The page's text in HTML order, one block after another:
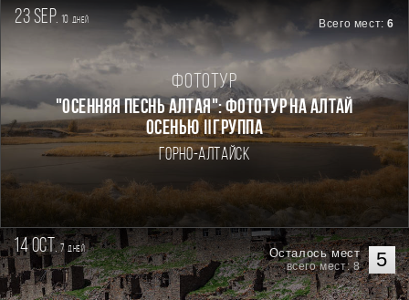
23 sep. 10 дней Всего мест:6
Фототур
"ОСЕННЯЯ ПЕСНЬ АЛТАЯ": ФОТОТУР НА АЛТАЙ
ОСЕНЬЮ Ⅱгруппа
Горно-Алтайск
14 oct.7дней 5
Осталось мест
всего мест: 8